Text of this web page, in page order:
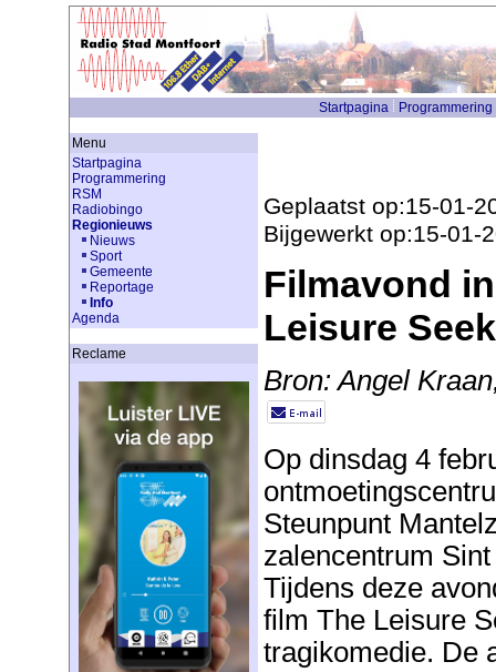
Startpagina Programmering
Menu
Startpagina
Programmering
RSM
Radiobingo
Regionieuws
Nieuws
Sport
Gemeente
Reportage
Info
Agenda
Reclame
Geplaatst op:15-01-
Bijgewerkt op:15-01-
Filmavond
Leisure
Bron: Angel
Op dinsdag 4
Steunpunt
zalencentrum
Tijdens deze
film The Leisure
tragikomedie. De